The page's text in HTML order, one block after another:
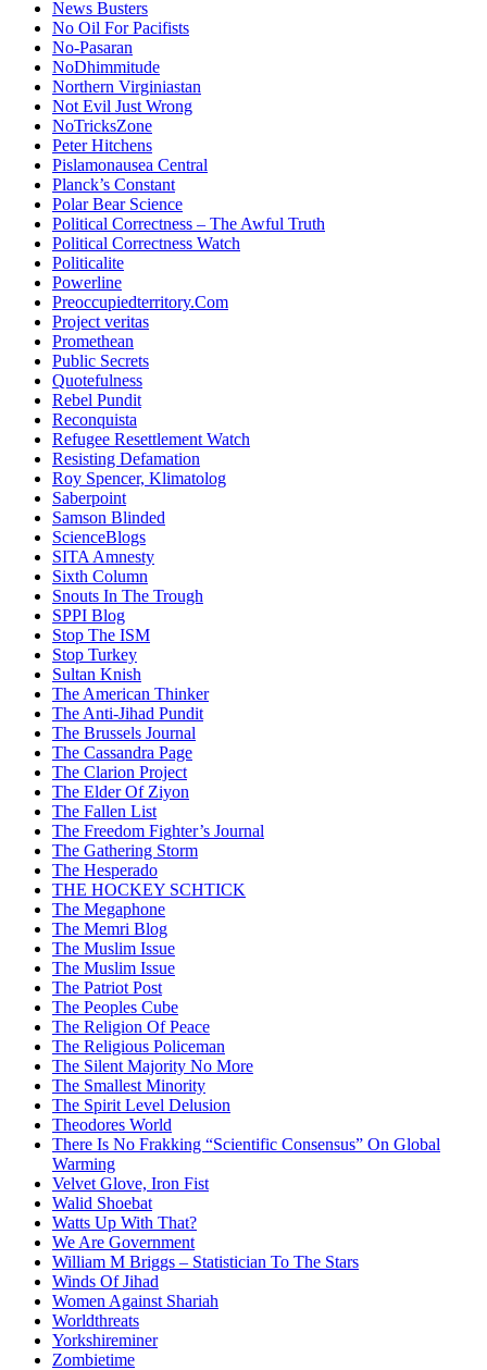
News Busters
No Oil For Pacifists
No-Pasaran
NoDhimmitude
Northern Virginiastan
Not Evil Just Wrong
NoTricksZone
Peter Hitchens
Pislamonausea Central
Planck’s Constant
Polar Bear Science
Political Correctness – The Awful Truth
Political Correctness Watch
Politicalite
Powerline
Preoccupiedterritory.Com
Project veritas
Promethean
Public Secrets
Quotefulness
Rebel Pundit
Reconquista
Refugee Resettlement Watch
Resisting Defamation
Roy Spencer, Klimatolog
Saberpoint
Samson Blinded
ScienceBlogs
SITA Amnesty
Sixth Column
Snouts In The Trough
SPPI Blog
Stop The ISM
Stop Turkey
Sultan Knish
The American Thinker
The Anti-Jihad Pundit
The Brussels Journal
The Cassandra Page
The Clarion Project
The Elder Of Ziyon
The Fallen List
The Freedom Fighter’s Journal
The Gathering Storm
The Hesperado
THE HOCKEY SCHTICK
The Megaphone
The Memri Blog
The Muslim Issue
The Muslim Issue
The Patriot Post
The Peoples Cube
The Religion Of Peace
The Religious Policeman
The Silent Majority No More
The Smallest Minority
The Spirit Level Delusion
Theodores World
There Is No Frakking “Scientific Consensus” On Global
Warming
Velvet Glove, Iron Fist
Walid Shoebat
Watts Up With That?
We Are Government
William M Briggs – Statistician To The Stars
Winds Of Jihad
Women Against Shariah
Worldthreats
Yorkshireminer
Zombietime